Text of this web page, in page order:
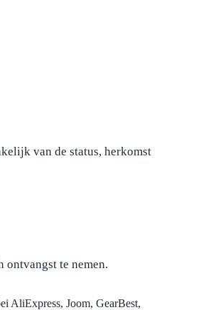
van de status, herkomst
ontvangst te nemen.
AliExpress, Joom, GearBest,